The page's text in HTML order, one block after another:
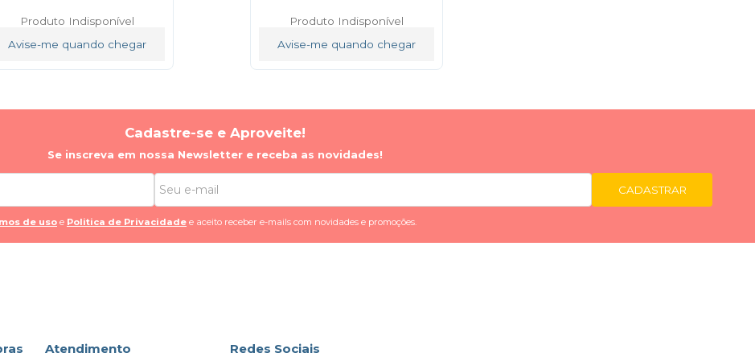
Produto Indisponível
Avise-me quando chegar
Produto Indisponível
Avise-me quando chegar
Cadastre-se e Aproveite!
Se inscreva em nossa Newsletter e receba as novidades!
de uso e Politica de Privacidade e aceito receber e-mails com novidades e promoções.
CADASTRAR
Atendimento
Redes Sociais